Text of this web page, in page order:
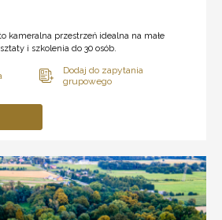
kameralna przestrzeń idealna na małe
i szkolenia do 30 osób.